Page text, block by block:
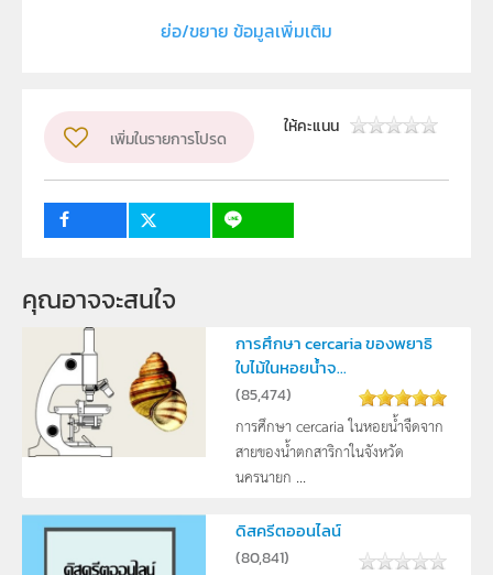
ระดับชั้น
นักเรียน
ย่อ/ขยาย ข้อมูลเพิ่มเติม
เพิ่มในรายการโปรด
ให้คะแนน
คุณอาจจะสนใจ
การศึกษา cercaria ของพยาธิ
ใบไม้ในหอยน้ำจ...
(85,474)
การศึกษา cercaria ในหอยน้ำจืดจาก
สายของน้ำตกสาริกาในจังหวัด
นครนายก ...
ดิสครีตออนไลน์
(80,841)